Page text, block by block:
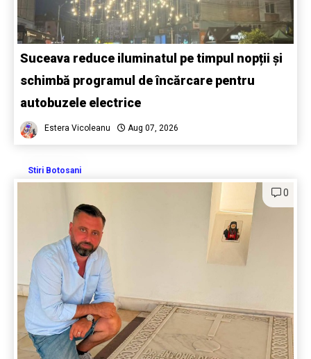
Suceava reduce iluminatul pe timpul nopții și
schimbă programul de încărcare pentru
autobuzele electrice
Estera Vicoleanu Aug 07, 2026
Stiri Botosani
0